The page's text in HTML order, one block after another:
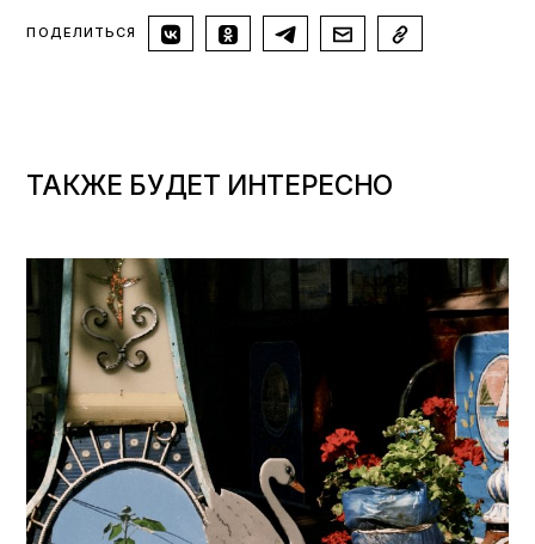
ПОДЕЛИТЬСЯ
ТАКЖЕ БУДЕТ ИНТЕРЕСНО